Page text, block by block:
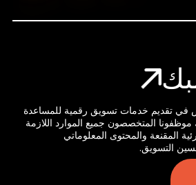
في تقديم خدمات تسويق رقمية للمساعدة
المتخصصون جميع الموارد اللازمة
المقنعة والمحتوى المعلوماتي
التسويق.